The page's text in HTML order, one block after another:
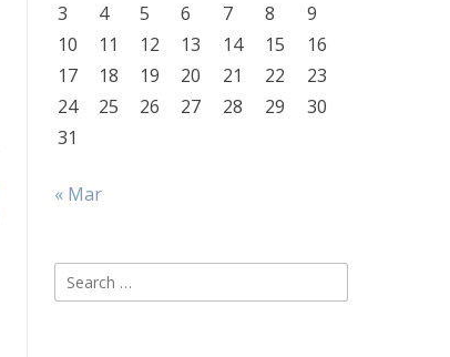
3
4 5 6 7 8
9
10
11 12 13 14 15
16
17
18 19 20 21 22
23
24
25 26 27 28 29
30
31
« Mar
Search
for: